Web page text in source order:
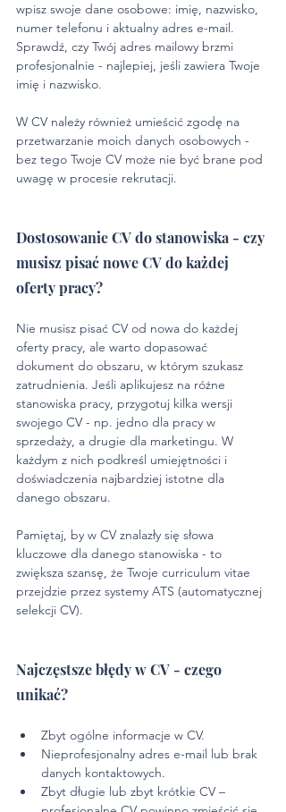
wpisz swoje dane osobowe: imię, nazwisko,
numer telefonu i aktualny adres e-mail.
Sprawdź, czy Twój adres mailowy brzmi
profesjonalnie - najlepiej, jeśli zawiera Twoje
imię i nazwisko.
W CV należy również umieścić zgodę na
przetwarzanie moich danych osobowych -
bez tego Twoje CV może nie być brane pod
uwagę w procesie rekrutacji.
Dostosowanie CV do stanowiska - czy
musisz pisać nowe CV do każdej
oferty pracy?
Nie musisz pisać CV od nowa do każdej
oferty pracy, ale warto dopasować
dokument do obszaru, w którym szukasz
zatrudnienia. Jeśli aplikujesz na różne
stanowiska pracy, przygotuj kilka wersji
swojego CV - np. jedno dla pracy w
sprzedaży, a drugie dla marketingu. W
każdym z nich podkreśl umiejętności i
doświadczenia najbardziej istotne dla
danego obszaru.
Pamiętaj, by w CV znalazły się słowa
kluczowe dla danego stanowiska - to
zwiększa szansę, że Twoje curriculum vitae
przejdzie przez systemy ATS (automatycznej
selekcji CV).
Najczęstsze błędy w CV - czego
unikać?
Zbyt ogólne informacje w CV.
Nieprofesjonalny adres e-mail lub brak
danych kontaktowych.
Zbyt długie lub zbyt krótkie CV –